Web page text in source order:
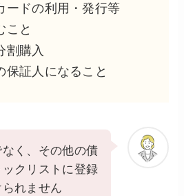
ードの利用・発行等
こと
割購入
保証人になること
く、その他の債
クリストに登録
れません